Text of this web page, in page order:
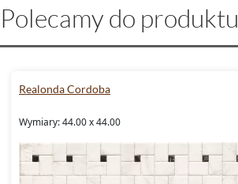
Polecamy do produktu
Realonda Cordoba
Wymiary: 44.00 x 44.00